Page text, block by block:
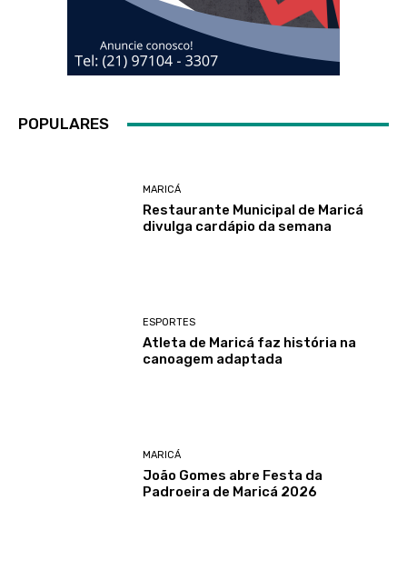
POPULARES
MARICÁ
Restaurante Municipal de Maricá
divulga cardápio da semana
ESPORTES
Atleta de Maricá faz história na
canoagem adaptada
MARICÁ
João Gomes abre Festa da
Padroeira de Maricá 2026